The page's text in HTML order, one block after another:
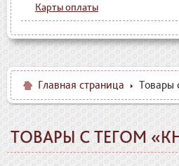
Карты оплаты
Главная страница Товары
ТОВАРЫ С ТЕГОМ